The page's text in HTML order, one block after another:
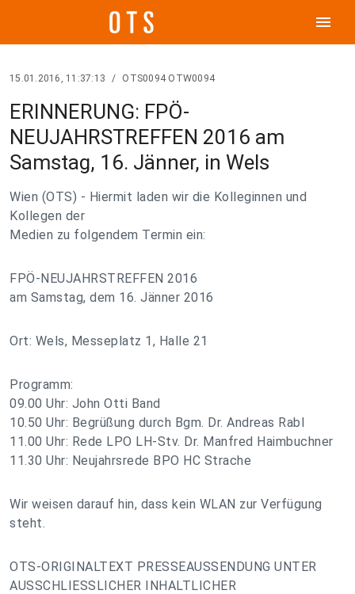
menu
15.01.2016, 11:37:13 / OTS0094 OTW0094
ERINNERUNG: FPÖ-
NEUJAHRSTREFFEN 2016 am
Samstag, 16. Jänner, in Wels
Wien (OTS) - Hiermit laden wir die Kolleginnen und
Kollegen der
Medien zu folgendem Termin ein:
FPÖ-NEUJAHRSTREFFEN 2016
am Samstag, dem 16. Jänner 2016
Ort: Wels, Messeplatz 1, Halle 21
Programm:
09.00 Uhr: John Otti Band
10.50 Uhr: Begrüßung durch Bgm. Dr. Andreas Rabl
11.00 Uhr: Rede LPO LH-Stv. Dr. Manfred Haimbuchner
11.30 Uhr: Neujahrsrede BPO HC Strache
Wir weisen darauf hin, dass kein WLAN zur Verfügung
steht.
OTS-ORIGINALTEXT PRESSEAUSSENDUNG UNTER
AUSSCHLIESSLICHER INHALTLICHER